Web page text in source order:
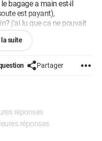
bagage a main est-il
est payant),
j'ai lu que ca ne pouvait
il faut acheter une
a dos? Merci de me dire
Faut-il
suite
Partager
réponses
réponses